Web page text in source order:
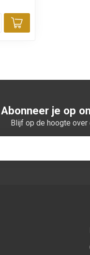
Toevoegen
Abonneer je op
Blijf op de hoogte